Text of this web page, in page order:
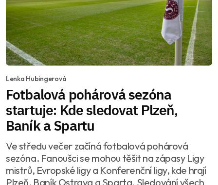
Lenka Hubingerová
Fotbalová pohárová sezóna
startuje: Kde sledovat Plzeň,
Baník a Spartu
Ve středu večer začíná fotbalová pohárová
sezóna. Fanoušci se mohou těšit na zápasy Ligy
mistrů, Evropské ligy a Konferenční ligy, kde hrají
Plzeň, Baník Ostrava a Sparta. Sledování všech